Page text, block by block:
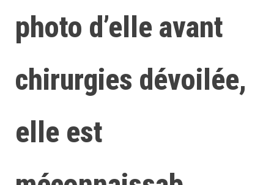
photo d’elle avant
chirurgies dévoilée,
elle est